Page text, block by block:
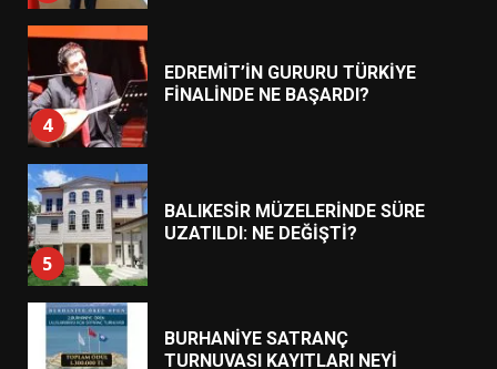
4
EDREMİT’İN GURURU TÜRKİYE
FİNALİNDE NE BAŞARDI?
5
BALIKESİR MÜZELERİNDE SÜRE
UZATILDI: NE DEĞİŞTİ?
BURHANİYE SATRANÇ
TURNUVASI KAYITLARI NEYİ